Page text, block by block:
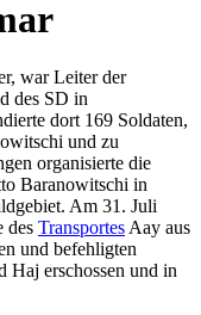
war Leiter der
des SD in
dort 169 Soldaten,
und zu
organisierte die
Baranowitschi in
Am 31. Juli
des TransportesAay aus
und befehligten
Haj erschossen und in